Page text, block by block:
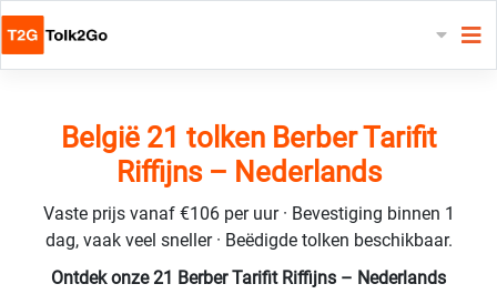
België 21 tolken Berber Tarifit
Riffijns – Nederlands
Vaste prijs vanaf €106 per uur · Bevestiging binnen 1
dag, vaak veel sneller · Beëdigde tolken beschikbaar.
Ontdek onze 21 Berber Tarifit Riffijns – Nederlands